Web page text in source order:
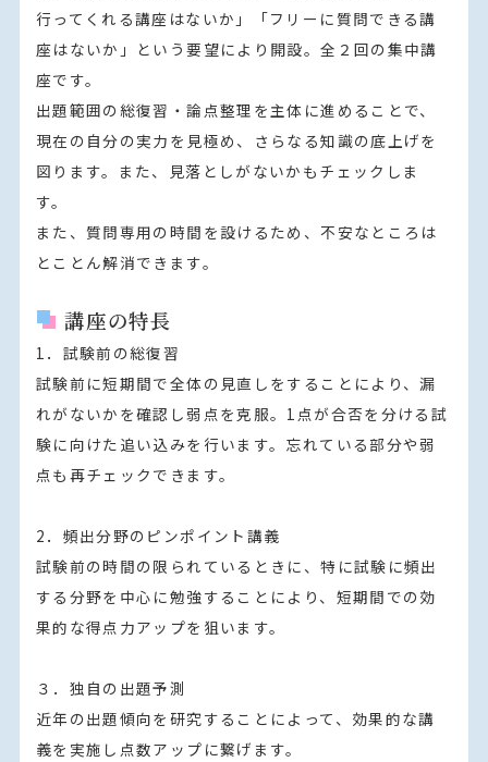
行ってくれる講座はないか」「フリーに質問できる講
座はないか」という要望により開設。全２回の集中講
座です。
出題範囲の総復習・論点整理を主体に進めることで、
現在の自分の実力を見極め、さらなる知識の底上げを
図ります。また、見落としがないかもチェックしま
す。
また、質問専用の時間を設けるため、不安なところは
とことん解消できます。
講座の特長
1．試験前の総復習
試験前に短期間で全体の見直しをすることにより、漏
れがないかを確認し弱点を克服。1点が合否を分ける試
験に向けた追い込みを行います。忘れている部分や弱
点も再チェックできます。
2．頻出分野のピンポイント講義
試験前の時間の限られているときに、特に試験に頻出
する分野を中心に勉強することにより、短期間での効
果的な得点力アップを狙います。
３．独自の出題予測
近年の出題傾向を研究することによって、効果的な講
義を実施し点数アップに繋げます。